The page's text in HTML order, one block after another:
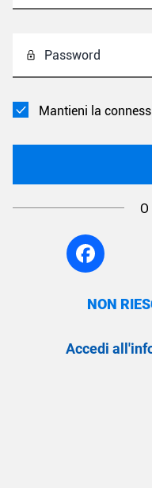
Password
Mantieni la
NON
Accedi